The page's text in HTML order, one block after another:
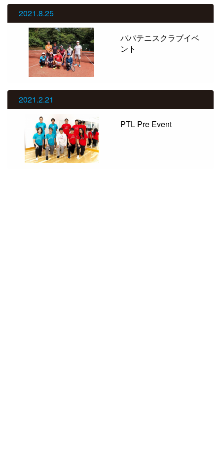
2021.8.25
パパテニスクラブイベ
ント
2021.2.21
PTL Pre Event